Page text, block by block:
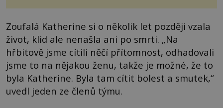
Zoufalá Katherine si o několik let později vzala
život, klid ale nenašla ani po smrti. „Na
hřbitově jsme cítili něčí přítomnost, odhadovali
jsme to na nějakou ženu, takže je možné, že to
byla Katherine. Byla tam cítit bolest a smutek,“
uvedl jeden ze členů týmu.